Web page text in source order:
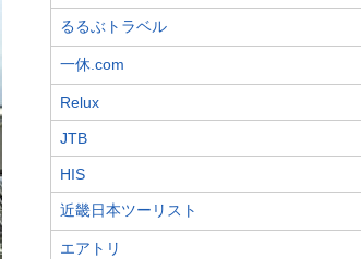
るるぶトラベル
一休.com
Relux
JTB
HIS
近畿日本ツーリスト
エアトリ